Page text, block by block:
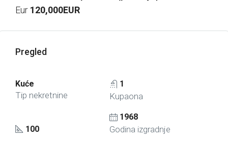
Eur 120,000EUR
Pregled
Kuće
Tip nekretnine
1
Kupaona
100
1968
Godina izgradnje